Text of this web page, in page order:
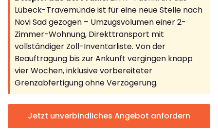
Lübeck-Travemünde ist für eine neue Stelle nach
Novi Sad gezogen – Umzugsvolumen einer 2-
Zimmer-Wohnung, Direkttransport mit
vollständiger Zoll-Inventarliste. Von der
Beauftragung bis zur Ankunft vergingen knapp
vier Wochen, inklusive vorbereiteter
Grenzabfertigung ohne Verzögerung.
Jetzt unverbindliches Angebot anfordern